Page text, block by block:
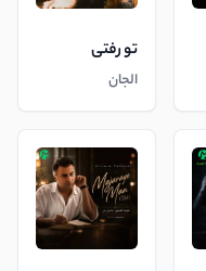
تو رفتی
الجان